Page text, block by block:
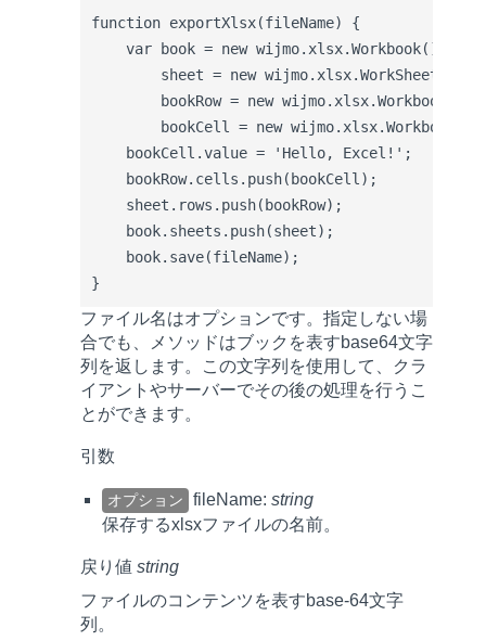
function exportXlsx(fileName) {
    var book = new wijmo.xlsx.Workbook(),
        sheet = new wijmo.xlsx.WorkSheet(),
bookRow = new
bookCell = new
    bookCell.value = 'Hello, Excel!';
    bookRow.cells.push(bookCell);
    sheet.rows.push(bookRow);
    book.sheets.push(sheet);
    book.save(fileName);
}
ファイル名はオプションです。指定しない場
合でも、メソッドはブックを表すbase64文字
列を返します。この文字列を使用して、クラ
イアントやサーバーでその後の処理を行うこ
とができます。
引数
オプション fileName: string
保存するxlsxファイルの名前。
戻り値 string
ファイルのコンテンツを表すbase-64文字
列。